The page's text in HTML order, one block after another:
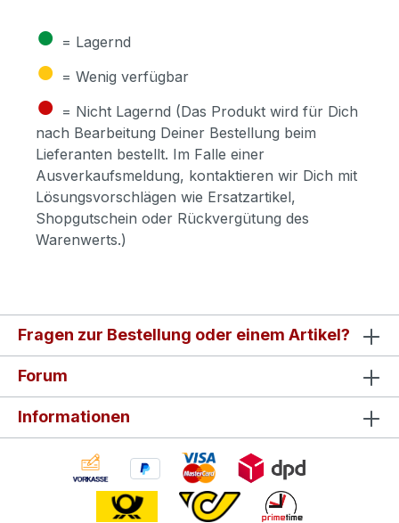
● = Lagernd
● = Wenig verfügbar
● = Nicht Lagernd (Das Produkt wird für Dich
nach Bearbeitung Deiner Bestellung beim
Lieferanten bestellt. Im Falle einer
Ausverkaufsmeldung, kontaktieren wir Dich mit
Lösungsvorschlägen wie Ersatzartikel,
Shopgutschein oder Rückvergütung des
Warenwerts.)
Fragen zur Bestellung oder einem Artikel?
Forum
Informationen